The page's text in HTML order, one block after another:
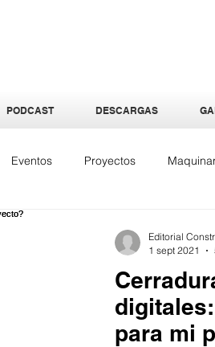
PODCAST DESCARGAS
Eventos Proyectos
para mi
Editorial
1 sept 2021